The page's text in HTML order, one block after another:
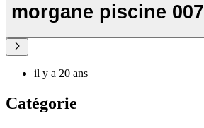
morgane piscine 007
il y a 20 ans
Catégorie